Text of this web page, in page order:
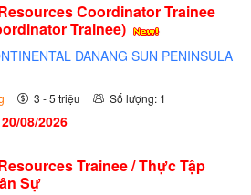
Coordinator Trainee
Trainee)
DANANG SUN PENINSULA
3 - 5 triệu Số lượng: 1
20/08/2026
Trainee / Thực Tập
Sự